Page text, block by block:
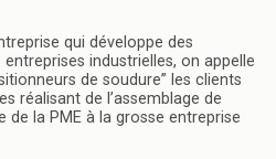
qui développe des
industrielles, on appelle
de soudure” les clients
réalisant de l’assemblage de
de la PME à la grosse entreprise